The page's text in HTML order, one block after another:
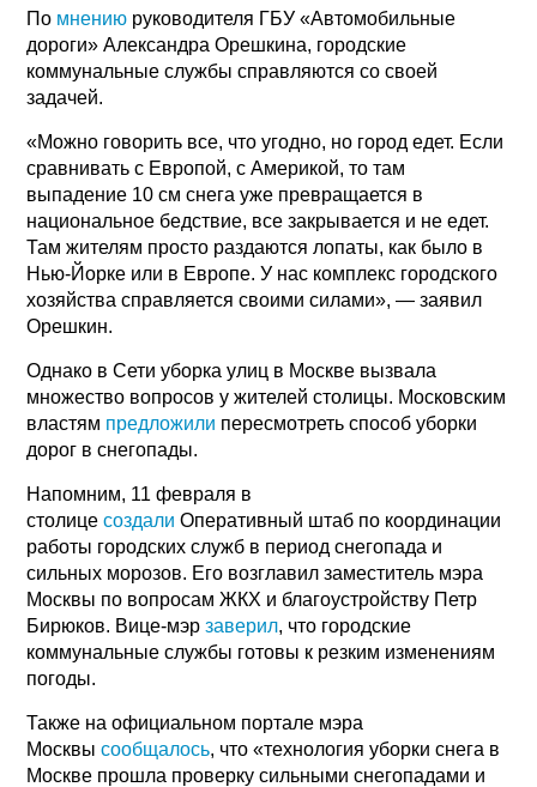
По мнению руководителя ГБУ «Автомобильные
дороги» Александра Орешкина, городские
коммунальные службы справляются со своей
задачей.
«Можно говорить все, что угодно, но город едет. Если
сравнивать с Европой, с Америкой, то там
выпадение 10 см снега уже превращается в
национальное бедствие, все закрывается и не едет.
Там жителям просто раздаются лопаты, как было в
Нью-Йорке или в Европе. У нас комплекс городского
хозяйства справляется своими силами», — заявил
Орешкин.
Однако в Сети уборка улиц в Москве вызвала
множество вопросов у жителей столицы. Московским
властям предложили пересмотреть способ уборки
дорог в снегопады.
Напомним, 11 февраля в
столицесоздали Оперативный штаб по координации
работы городских служб в период снегопада и
сильных морозов. Его возглавил заместитель мэра
Москвы по вопросам ЖКХ и благоустройству Петр
Бирюков. Вице-мэрзаверил, что городские
коммунальные службы готовы к резким изменениям
погоды.
Также на официальном портале мэра
Москвысообщалось, что «технология уборки снега в
Москве прошла проверку сильными снегопадами и